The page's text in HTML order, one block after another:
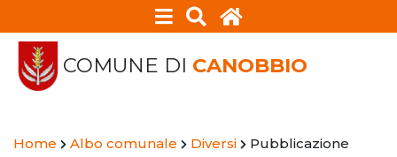
COMUNE DI CANOBBIO
Home Albo comunale Diversi
Pubblicazione